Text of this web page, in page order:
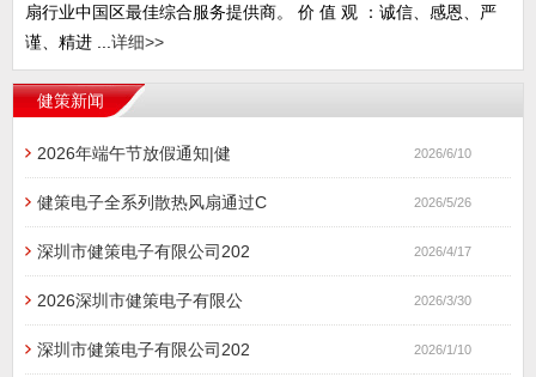
扇行业中国区最佳综合服务提供商。 价 值 观 ：诚信、感恩、严
谨、精进 ... 详细>>
健策新闻
2026年端午节放假通知|健 2026/6/10
健策电子全系列散热风扇通过C 2026/5/26
深圳市健策电子有限公司202 2026/4/17
2026深圳市健策电子有限公 2026/3/30
深圳市健策电子有限公司202 2026/1/10